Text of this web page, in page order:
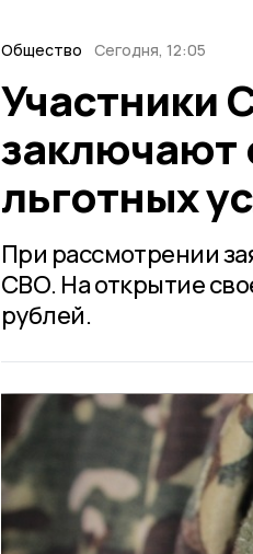
Общество Сегодня, 12:05
Участники
заключают
льготных
При рассмотрении
СВО. На открытие
рублей.